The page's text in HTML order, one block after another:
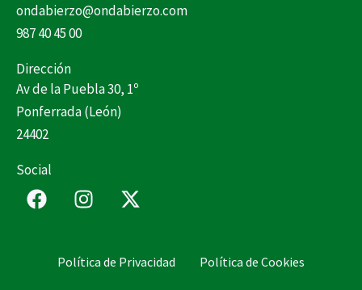
ondabierzo@ondabierzo.com
987 40 45 00
Dirección
Av de la Puebla 30, 1º
Ponferrada (León)
24402
Social
F
a
I
n
a
X
-
i
Política de Privacidad Política de Cookies